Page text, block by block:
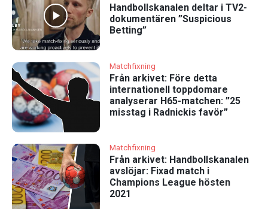
Handbollskanalen deltar i TV2-
dokumentären ”Suspicious
Betting”
Matchfixning
Från arkivet: Före detta
internationell toppdomare
analyserar H65-matchen: ”25
misstag i Radnickis favör”
Matchfixning
Från arkivet: Handbollskanalen
avslöjar: Fixad match i
Champions League hösten
2021